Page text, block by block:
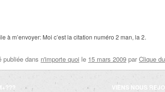
à m’envoyer: Moi c’est la citation numéro 2 man, la 2.
publiée dans n'importe quoi le 15 mars 2009 par Clique
VIENS NOUS